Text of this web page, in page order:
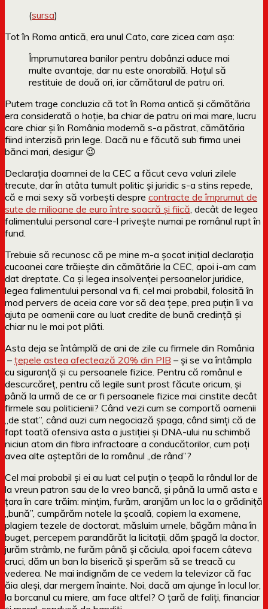
(sursa)
Tot în Roma antică, era unul Cato, care zicea cam așa:
Împrumutarea banilor pentru dobânzi aduce mai
multe avantaje, dar nu este onorabilă. Hoțul să
restituie de două ori, iar cămătarul de patru ori.
Putem trage concluzia că tot în Roma antică și cămătăria
era considerată o hoție, ba chiar de patru ori mai mare, lucru
care chiar și în România modernă s-a păstrat, cămătăria
fiind interzisă prin lege. Dacă nu e făcută sub firma unei
bănci mari, desigur 😉
Declarația doamnei de la CEC a făcut ceva valuri zilele
trecute, dar în atâta tumult politic și juridic s-a stins repede,
că e mai sexy să vorbești despre contracte de împrumut de
sute de milioane de euro între soacră și fiică , decât de legea
falimentului personal care-l privește numai pe românul rupt în
fund.
Trebuie să recunosc că pe mine m-a șocat inițial declarația
cucoanei care trăiește din cămătărie la CEC, apoi i-am cam
dat dreptate. Ca și legea insolvenței persoanelor juridice,
legea falimentului personal va fi, cel mai probabil, folosită în
mod pervers de aceia care vor să dea țepe, prea puțin îi va
ajuta pe oamenii care au luat credite de bună credință și
chiar nu le mai pot plăti.
Asta deja se întâmplă de ani de zile cu firmele din România
– țepele astea afectează 20% din PIB – și se va întâmpla
cu siguranță și cu persoanele fizice. Pentru că românul e
descurcăreț, pentru că legile sunt prost făcute oricum, și
până la urmă de ce ar fi persoanele fizice mai cinstite decât
firmele sau politicienii? Când vezi cum se comportă oamenii
„de stat”, când auzi cum negociază șpaga, când simți că de
fapt toată ofensiva asta a justiției și DNA-ului nu schimbă
niciun atom din fibra infractoare a conducătorilor, cum poți
avea alte așteptări de la românul „de rând”?
Cel mai probabil și ei au luat cel puțin o țeapă la rândul lor de
la vreun patron sau de la vreo bancă, și până la urmă asta e
țara în care trăim: mințim, furăm, aranjăm un loc la o grădiniță
„bună”, cumpărăm notele la școală, copiem la examene,
plagiem tezele de doctorat, măsluim urnele, băgăm mâna în
buget, percepem parandărăt la licitații, dăm șpagă la doctor,
jurăm strâmb, ne furăm până și căciula, apoi facem câteva
cruci, dăm un ban la biserică și sperăm să se treacă cu
vederea. Ne mai indignăm de ce vedem la televizor că fac
ăia aleși, dar mergem înainte. Noi, dacă am ajunge în locul lor,
la borcanul cu miere, am face altfel? O țară de faliți, financiar